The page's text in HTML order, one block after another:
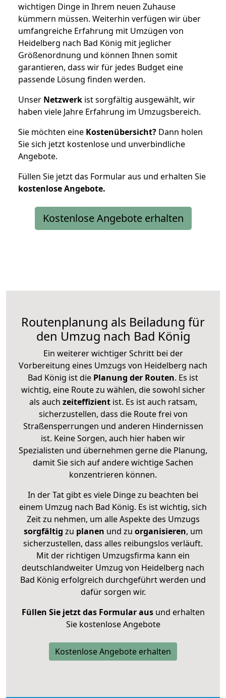
wichtigen Dinge in Ihrem neuen Zuhause
kümmern müssen. Weiterhin verfügen wir über
umfangreiche Erfahrung mit Umzügen von
Heidelberg nach Bad König mit jeglicher
Größenordnung und können Ihnen somit
garantieren, dass wir für jedes Budget eine
passende Lösung finden werden.
Unser Netzwerk ist sorgfältig ausgewählt, wir
haben viele Jahre Erfahrung im Umzugsbereich.
Sie möchten eine Kostenübersicht? Dann holen
Sie sich jetzt kostenlose und unverbindliche
Angebote.
Füllen Sie jetzt das Formular aus und erhalten Sie
kostenloseAngebote.
Kostenlose Angebote erhalten
Routenplanung als Beiladung für
den Umzug nach Bad König
Ein weiterer wichtiger Schritt bei der
Vorbereitung eines Umzugs von Heidelberg nach
Bad König ist die Planung der Routen. Es ist
wichtig, eine Route zu wählen, die sowohl sicher
als auch zeiteffizientist. Es ist auch ratsam,
sicherzustellen, dass die Route frei von
Straßensperrungen und anderen Hindernissen
ist. Keine Sorgen, auch hier haben wir
Spezialisten und übernehmen gerne die Planung,
damit Sie sich auf andere wichtige Sachen
konzentrieren können.
In der Tat gibt es viele Dinge zu beachten bei
einem Umzug nach Bad König. Es ist wichtig, sich
Zeit zu nehmen, um alle Aspekte des Umzugs
sorgfältig zu planen und zu organisieren, um
sicherzustellen, dass alles reibungslos verläuft.
Mit der richtigen Umzugsfirma kann ein
deutschlandweiter Umzug von Heidelberg nach
Bad König erfolgreich durchgeführt werden und
dafür sorgen wir.
Füllen Sie jetzt das Formular ausund erhalten
Sie kostenlose Angebote
Kostenlose Angebote erhalten